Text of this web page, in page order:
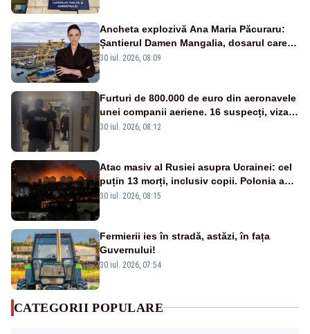
Ancheta explozivă Ana Maria Păcuraru:
Șantierul Damen Mangalia, dosarul care
scufundă apărarea României
30 iul. 2026, 08:09
Furturi de 800.000 de euro din aeronavele
unei companii aeriene. 16 suspecți, vizați
de anchetă
30 iul. 2026, 08:12
Atac masiv al Rusiei asupra Ucrainei: cel
puțin 13 morți, inclusiv copii. Polonia a
ridicat avioanele de vânătoare
30 iul. 2026, 08:15
Fermierii ies în stradă, astăzi, în fața
Guvernului!
30 iul. 2026, 07:54
CATEGORII POPULARE